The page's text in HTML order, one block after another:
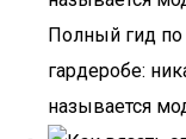
Полный гид
гардеробе:
называется